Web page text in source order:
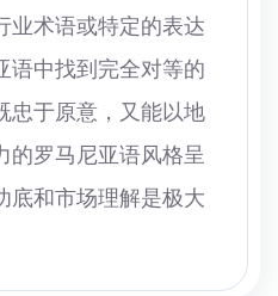
业术语或特定的表达
语中找到完全对等的
忠于原意，又能以地
的罗马尼亚语风格呈
底和市场理解是极大